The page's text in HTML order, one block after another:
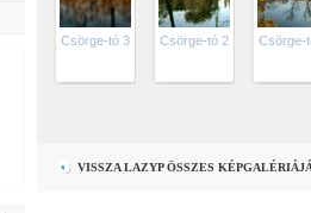
Csörge-tó 3 Csörge-tó 2 Csörge-
VISSZA LAZYP ÖSSZES